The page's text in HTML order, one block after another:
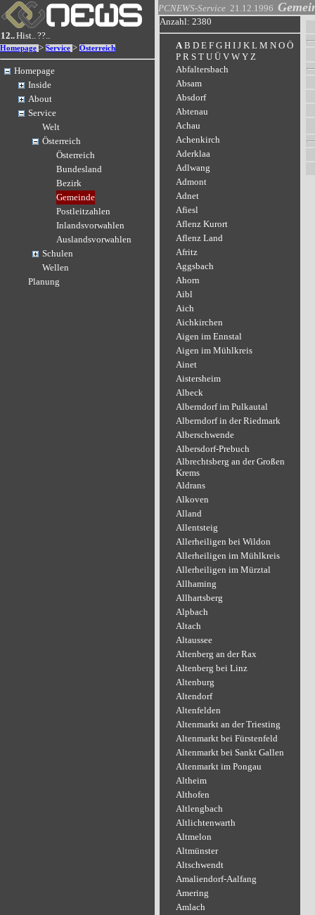
12..Hist..??..
Homepage > Service > Österreich
Homepage
Inside
About
Service
Welt
Österreich
Österreich
Bundesland
Bezirk
Gemeinde
Postleitzahlen
Inlandsvorwahlen
Auslandsvorwahlen
Schulen
Wellen
Planung
PCNEWS-Service 21.12.1996
Anzahl: 2380
A B D E F G H I J K L M N O Ö
P R S T U Ü V W Y Z
Abfaltersbach
Absam
Absdorf
Abtenau
Achau
Achenkirch
Aderklaa
Adlwang
Admont
Adnet
Afiesl
Aflenz Kurort
Aflenz Land
Afritz
Aggsbach
Ahorn
Aibl
Aich
Aichkirchen
Aigen im Ennstal
Aigen im Mühlkreis
Ainet
Aistersheim
Albeck
Alberndorf im Pulkautal
Alberndorf in der Riedmark
Alberschwende
Albersdorf-Prebuch
Albrechtsberg an der Großen
Krems
Aldrans
Alkoven
Alland
Allentsteig
Allerheiligen bei Wildon
Allerheiligen im Mühlkreis
Allerheiligen im Mürztal
Allhaming
Allhartsberg
Alpbach
Altach
Altaussee
Altenberg an der Rax
Altenberg bei Linz
Altenburg
Altendorf
Altenfelden
Altenmarkt an der Triesting
Altenmarkt bei Fürstenfeld
Altenmarkt bei Sankt Gallen
Altenmarkt im Pongau
Altheim
Althofen
Altlengbach
Altlichtenwarth
Altmelon
Altmünster
Altschwendt
Amaliendorf-Aalfang
Amering
Amlach